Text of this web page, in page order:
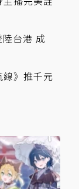
台港 成
》推千元